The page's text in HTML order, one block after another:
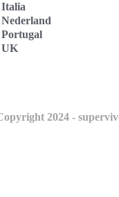
UK
2024 -